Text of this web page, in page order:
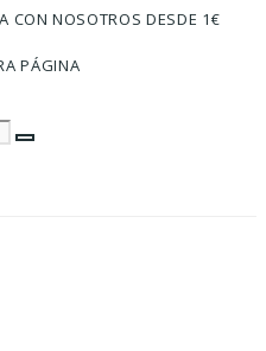
CON NOSOTROS DESDE 1€
PÁGINA